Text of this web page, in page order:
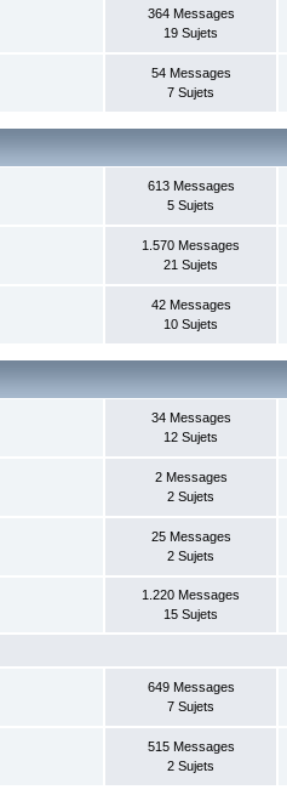
364 Messages
19 Sujets
54 Messages
7 Sujets
613 Messages
5 Sujets
1.570 Messages
21 Sujets
42 Messages
10 Sujets
34 Messages
12 Sujets
2 Messages
2 Sujets
25 Messages
2 Sujets
1.220 Messages
15 Sujets
649 Messages
7 Sujets
515 Messages
2 Sujets